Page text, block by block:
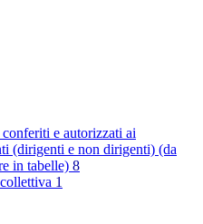
e autorizzati ai
(dirigenti e non dirigenti) (da
in tabelle) 8
1